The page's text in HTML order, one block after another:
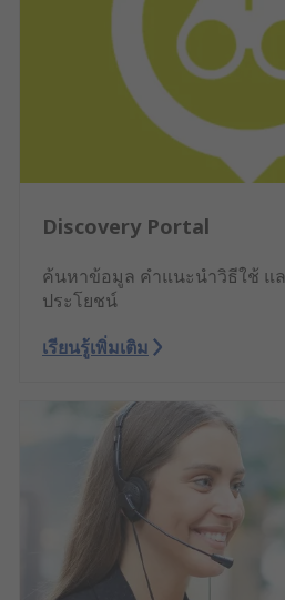
Discovery Portal
ค้นหาข้อมูล คำแนะนำวิธีใช้ แ
ประโยชน์
เรียนรู้เพิ่มเติม